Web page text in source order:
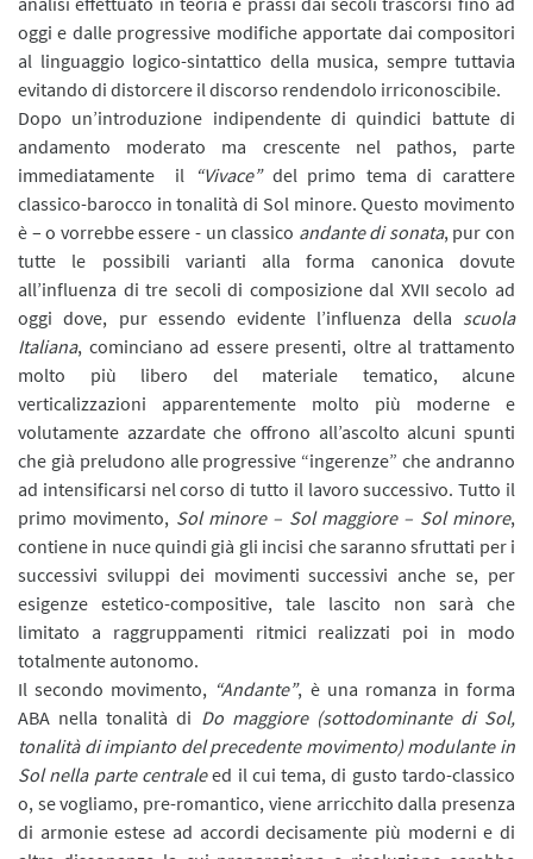
oggi e dalle progressive modifiche apportate dai compositori
al linguaggio logico-sintattico della musica, sempre tuttavia
evitando di distorcere il discorso rendendolo irriconoscibile.
Dopo un’introduzione indipendente di quindici battute di
andamento moderato ma crescente nel pathos, parte
immediatamente il “Vivace”del primo tema di carattere
classico-barocco in tonalità di Sol minore. Questo movimento
è – o vorrebbe essere - un classico andante di sonata, pur con
tutte le possibili varianti alla forma canonica dovute
all’influenza di tre secoli di composizione dal XVII secolo ad
oggi dove, pur essendo evidente l’influenza della scuola
Italiana, cominciano ad essere presenti, oltre al trattamento
molto più libero del materiale tematico, alcune
verticalizzazioni apparentemente molto più moderne e
volutamente azzardate che offrono all’ascolto alcuni spunti
che già preludono alle progressive “ingerenze” che andranno
ad intensificarsi nel corso di tutto il lavoro successivo. Tutto il
primo movimento, Sol minore – Sol maggiore – Sol minore,
contiene in nuce quindi già gli incisi che saranno sfruttati per i
successivi sviluppi dei movimenti successivi anche se, per
esigenze estetico-compositive, tale lascito non sarà che
limitato a raggruppamenti ritmici realizzati poi in modo
totalmente autonomo.
Il secondo movimento, “Andante”, è una romanza in forma
ABA nella tonalità di Do maggiore (sottodominante di Sol,
tonalità di impianto del precedente movimento) modulante in
Sol nella parte centraleed il cui tema, di gusto tardo-classico
o, se vogliamo, pre-romantico, viene arricchito dalla presenza
di armonie estese ad accordi decisamente più moderni e di